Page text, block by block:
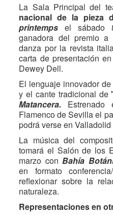
La Sala Principal del
nacional de la pieza
printemps el sábado
ganadora del premio
danza por la revista
carta de presentación
Dewey Dell.
El lenguaje innovador de
y el cante tradicional de
Matancera.
Flamenco de Sevilla el
podrá verse en
La música del
tomará el Salón de los
marzo con Bahía
en formato
reflexionar sobre la
naturaleza.
Representaciones en